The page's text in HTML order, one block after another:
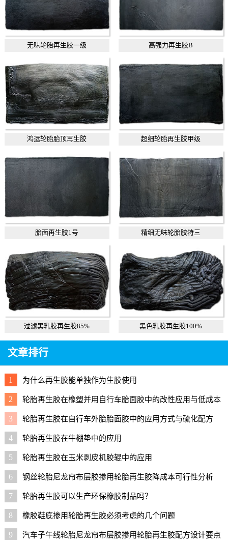
无味轮胎再生胶一级 高强力再生胶B
鸿运轮胎胎顶再生胶 超细轮胎再生胶甲级
胎面再生胶1号 精细无味轮胎胶特三
过滤黑乳胶再生胶85% 黑色乳胶再生胶100%
文章排行
1 为什么再生胶能单独作为生胶使用
2
轮胎再生胶在橡塑并用自行车胎面胶中的改性应用与低成本
配方
3 轮胎再生胶在自行车外胎胎面胶中的应用方式与硫化配方
4 轮胎再生胶在牛棚垫中的应用
5 轮胎再生胶在玉米剥皮机胶辊中的应用
6 钢丝轮胎尼龙帘布层胶掺用轮胎再生胶降成本可行性分析
7 轮胎再生胶可以生产环保橡胶制品吗？
8 橡胶鞋底掺用轮胎再生胶必须考虑的几个问题
9 汽车子午线轮胎尼龙帘布层胶掺用轮胎再生胶配方设计要点